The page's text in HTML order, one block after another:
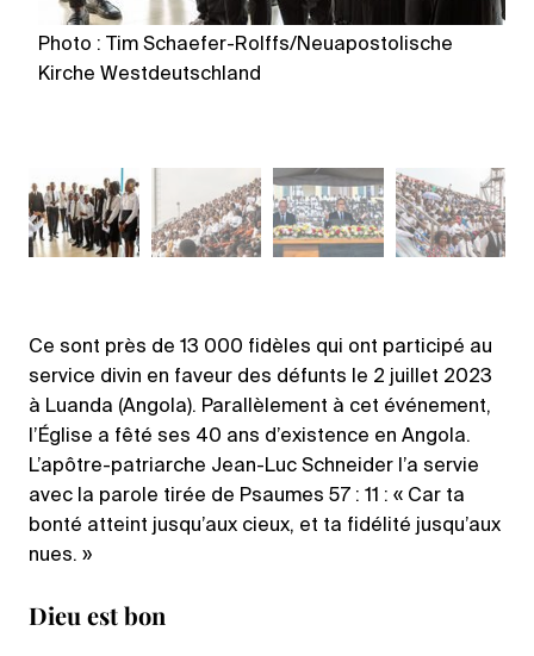
Photo : Tim Schaefer-Rolffs/Neuapostolische
Kirche Westdeutschland
Ce sont près de 13 000 fidèles qui ont participé au
service divin en faveur des défunts le 2 juillet 2023
à Luanda (Angola). Parallèlement à cet événement,
l’Église a fêté ses 40 ans d’existence en Angola.
L’apôtre-patriarche Jean-Luc Schneider l’a servie
avec la parole tirée de Psaumes 57 : 11 : « Car ta
bonté atteint jusqu’aux cieux, et ta fidélité jusqu’aux
nues. »
Dieu est bon